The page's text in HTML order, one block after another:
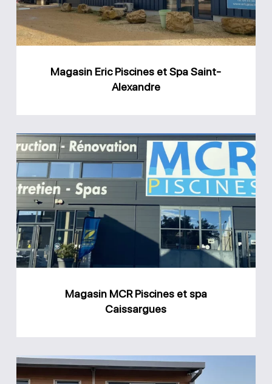
Saint-
Alexandre
Magasin Eric Piscines et Spa Saint-
Alexandre
Magasin
MCR
Piscines
et
spa
Caissargues
Magasin MCR Piscines et spa
Caissargues
Magasin